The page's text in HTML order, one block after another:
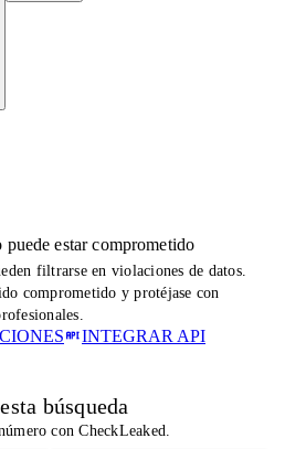
estar comprometido
filtrarse en violaciones de datos.
comprometido y protéjase con
INTEGRAR API
búsqueda
con CheckLeaked.